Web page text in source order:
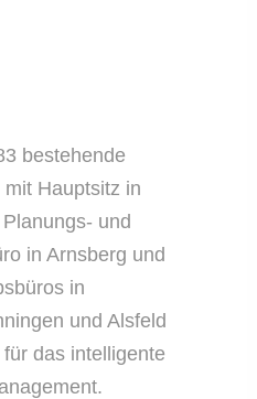
bestehende
Hauptsitz in
und
in Arnsberg und
in
und Alsfeld
das intelligente